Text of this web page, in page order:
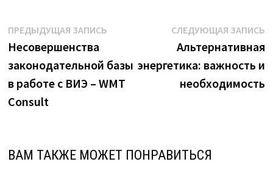
Навигация
по
записям
ПРЕДЫДУЩАЯ ЗАПИСЬПредыдущая
Несовершенства
законодательной базы
в работе с ВИЭ – WMT
Consult
СЛЕДУЮЩАЯ ЗАПИСЬ
Альтернативная
энергетика: важность и
необходимость
ВАМ ТАКЖЕ МОЖЕТ ПОНРАВИТЬСЯ